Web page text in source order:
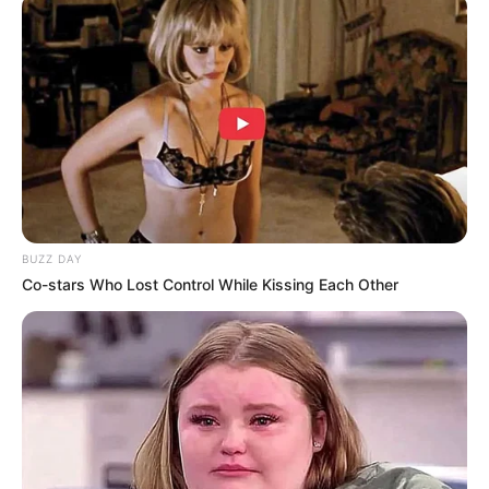
Mute
Daftar isi
Quotes Halloween Untuk Kamu yang Lagi
Merayakannya
1. Udara dingin
“Tapi aku suka Halloween, dan aku suka
perasaan itu: udara dingin, bahaya seram
mengintai di sudut.” – Evan Peters.
Bagi yang suka Halloween pasti akan menantikan suasana yang
serba menegangkan. Labu-labu hias, rumah-rumah yang
mendadak menjadi menyeramkan.
BUZZ DAY
Co-stars Who Lost Control While Kissing Each Other